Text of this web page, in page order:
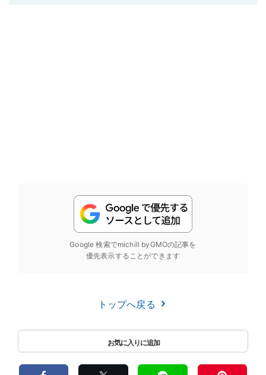
Google 検索でmichill byGMOの記事を
優先表示することができます
トップへ戻る